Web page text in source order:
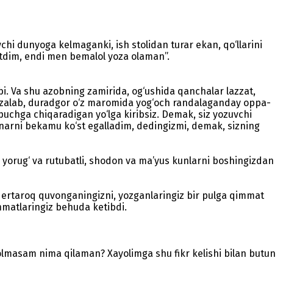
dunyoga kelmaganki, ish stolidan turar ekan, qo‘llarini
endi men bemalol yoza olaman”.
Va shu azobning zamirida, og‘ushida qanchalar lazzat,
duradgor o‘z maromida yog‘och randalaganday oppa-
chiqaradigan yo‘lga kiribsiz. Demak, siz yozuvchi
bekamu ko‘st egalladim, dedingizmi, demak, sizning
va rutubatli, shodon va ma’yus kunlarni boshingizdan
ertaroq quvonganingizni, yozganlaringiz bir pulga qimmat
behuda ketibdi.
nima qilaman? Xayolimga shu fikr kelishi bilan butun